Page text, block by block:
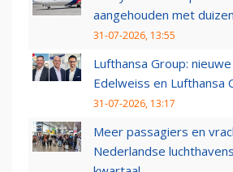
aangehouden met
31-07-2026, 13:55
Lufthansa Group: nieuwe
Edelweiss en Lufthansa
31-07-2026, 13:17
Meer passagiers en
Nederlandse